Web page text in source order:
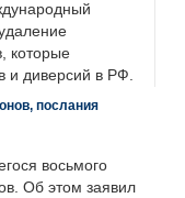
которые
и диверсий в РФ.
послания
восьмого
Об этом заявил